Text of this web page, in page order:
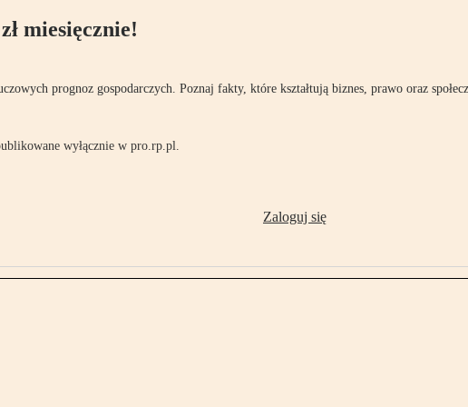
miesięcznie!
prognoz gospodarczych. Poznaj fakty, które kształtują biznes, prawo oraz
wyłącznie w pro.rp.pl.
Zaloguj się